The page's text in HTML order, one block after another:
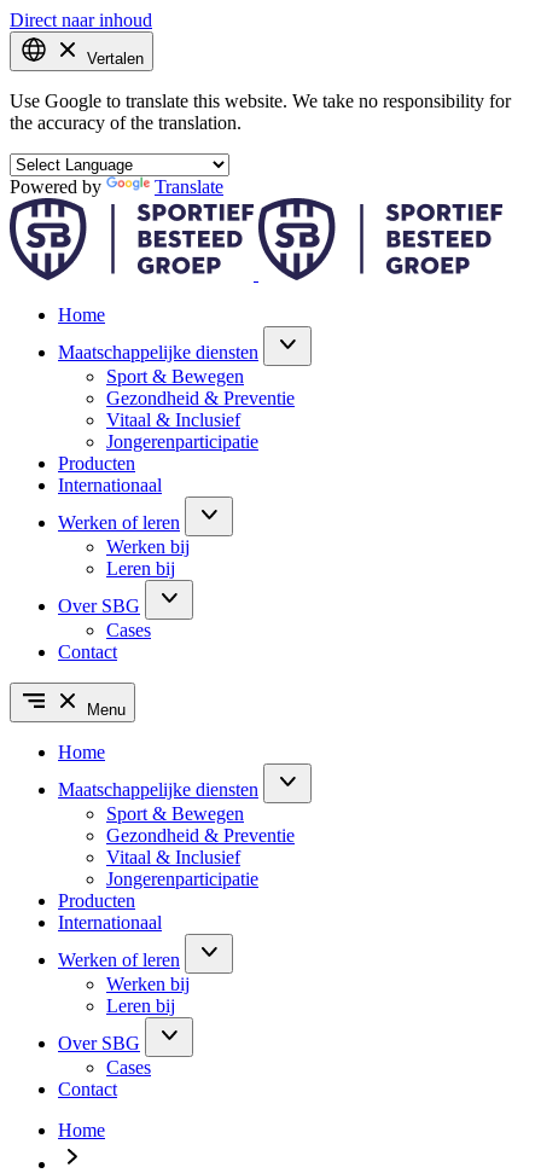
Direct naar inhoud
Vertalen
Use Google to translate this website. We take no responsibility for
the accuracy of the translation.
Powered by Translate
Home
Maatschappelijke diensten
Sport & Bewegen
Gezondheid & Preventie
Vitaal & Inclusief
Jongerenparticipatie
Producten
Internationaal
Werken of leren
Werken bij
Leren bij
Over SBG
Cases
Contact
Menu
Home
Maatschappelijke diensten
Sport & Bewegen
Gezondheid & Preventie
Vitaal & Inclusief
Jongerenparticipatie
Producten
Internationaal
Werken of leren
Werken bij
Leren bij
Over SBG
Cases
Contact
Home